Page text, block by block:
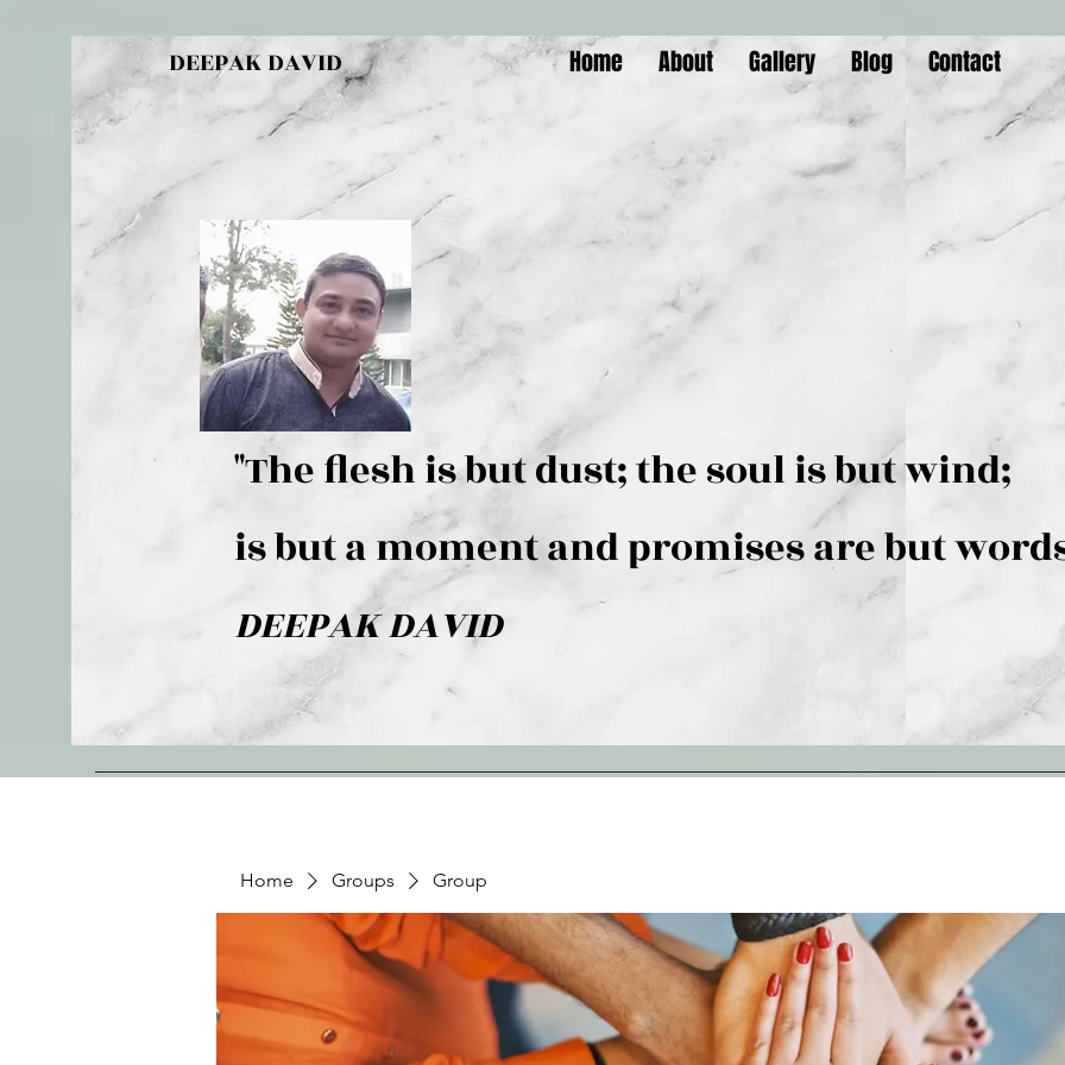
DEEPAK DAVID Home About Gallery Blog Contact
"The flesh is but dust; the
is but a moment and promises are but
DEEPAK DAVID
Home Groups Group